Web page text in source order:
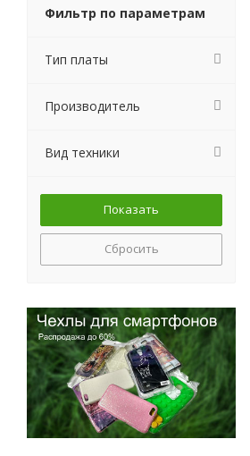
Фильтр по параметрам
Тип платы
Производитель
Вид техники
Сбросить